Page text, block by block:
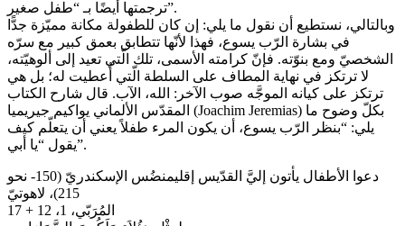
ترجمتها أيضًا بـ “طفل صغير”.
وبالتالي، نستطيع أن نقول ما يلي: إن كان للطفولة مكانة مميّزة جدًّا
في بشارة الرّب يسوع، فهذا لأنّها تتطابق بعمق كبير مع سرّه
الشخصيّ ومع بنوّته. فإنّ كرامته الأسمى، تلك الّتي تعيد إلى ألوهيّته،
لا ترتكز في نهاية المطاف على السلطة الّتي أُعطيت له؛ بل هي
ترتكز على كيانه الموجَّه صوب الآخر: الله، الآب. قال شارح الكتاب
المقدّس الألماني يواكيم جيريميا (Joachim Jeremias) بكلّ وضوح ما
يلي: “بنظر الرّب يسوع، أن يكون المرء طفلاً يعني أن يتعلّم كيف
يقول “يا أبي”.
دعوا الأطفال يأتون إليَّ القدّيس إقليمنضُس الإسكندريّ (150- نحو
215)، لاهوتيّ
المُرَبّي، 1، 12 + 17